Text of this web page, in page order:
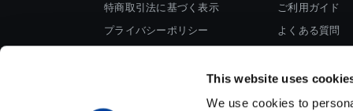
This website uses
We use cookies to
特商取引法に基づく表示
プライバシーポリシー
ご利用ガイド
よくある質問